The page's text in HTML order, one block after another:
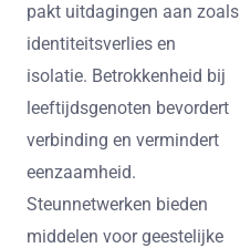
pakt uitdagingen aan zoals
identiteitsverlies en
isolatie. Betrokkenheid bij
leeftijdsgenoten bevordert
verbinding en vermindert
eenzaamheid.
Steunnetwerken bieden
middelen voor geestelijke